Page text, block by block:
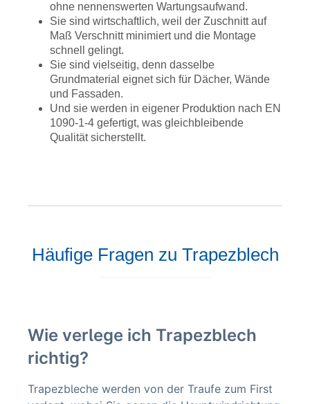
ohne nennenswerten Wartungsaufwand.
Sie sind wirtschaftlich, weil der Zuschnitt auf
Maß Verschnitt minimiert und die Montage
schnell gelingt.
Sie sind vielseitig, denn dasselbe
Grundmaterial eignet sich für Dächer, Wände
und Fassaden.
Und sie werden in eigener Produktion nach EN
1090-1-4 gefertigt, was gleichbleibende
Qualität sicherstellt.
Häufige Fragen zu Trapezblech
Wie verlege ich Trapezblech
richtig?
Trapezbleche werden von der Traufe zum First